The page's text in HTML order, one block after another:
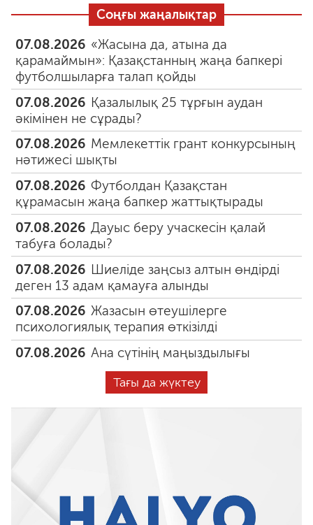
Соңғы жаңалықтар
07.08.2026 «Жасына да, атына да
қарамаймын»: Қазақстанның жаңа бапкері
футболшыларға талап қойды
07.08.2026 Қазалылық 25 тұрғын аудан
әкімінен не сұрады?
07.08.2026 Мемлекеттік грант конкурсының
нәтижесі шықты
07.08.2026 Футболдан Қазақстан
құрамасын жаңа бапкер жаттықтырады
07.08.2026 Дауыс беру учаскесін қалай
табуға болады?
07.08.2026 Шиеліде заңсыз алтын өндірді
деген 13 адам қамауға алынды
07.08.2026 Жазасын өтеушілерге
психологиялық терапия өткізілді
07.08.2026 Ана сүтінің маңыздылығы
Тағы да жүктеу